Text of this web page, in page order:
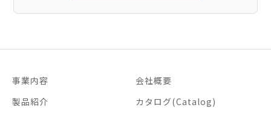
事業内容
会社概要
製品紹介
カタログ(Catalog)